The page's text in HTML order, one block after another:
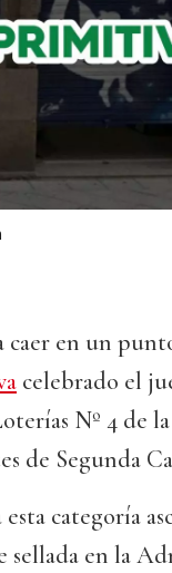
caer en un
celebrado el
Nº 4 de
de Segunda
categoría
sellada en la